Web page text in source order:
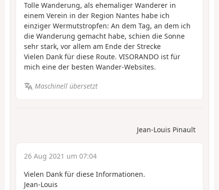
Tolle Wanderung, als ehemaliger Wanderer in
einem Verein in der Region Nantes habe ich
einziger Wermutstropfen: An dem Tag, an dem ich
die Wanderung gemacht habe, schien die Sonne
sehr stark, vor allem am Ende der Strecke
Vielen Dank für diese Route. VISORANDO ist für
mich eine der besten Wander-Websites.
Maschinell übersetzt
Jean-Louis Pinault
26 Aug 2021 um 07:04
Vielen Dank für diese Informationen.
Jean-Louis